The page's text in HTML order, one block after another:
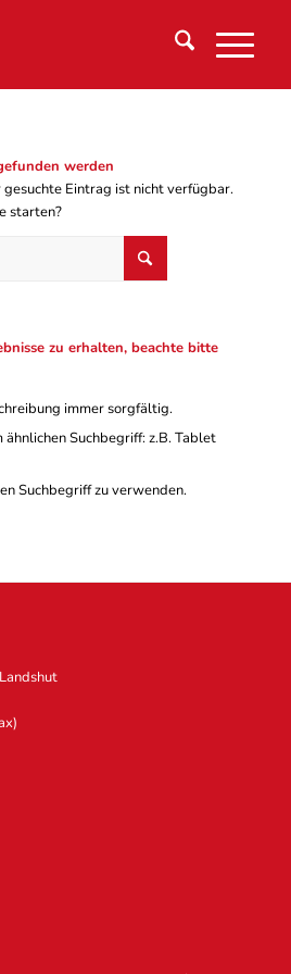
werden
Eintrag ist nicht verfügbar.
starten?
zu erhalten, beachte bitte
immer sorgfältig.
ähnlichen Suchbegriff: z.B. Tablet
Suchbegriff zu verwenden.